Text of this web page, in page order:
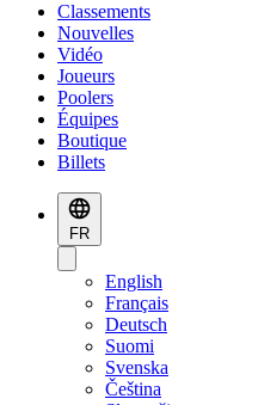
Classements
Nouvelles
Vidéo
Joueurs
Poolers
Équipes
Boutique
Billets
FR
English
Français
Deutsch
Suomi
Svenska
Čeština